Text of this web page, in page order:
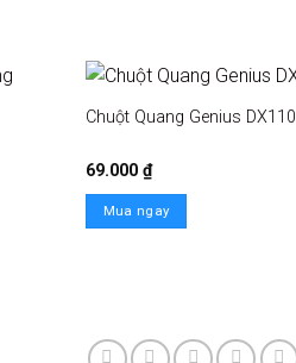
Chuột Quang Genius DX110
69.000 ₫
Mua ngay